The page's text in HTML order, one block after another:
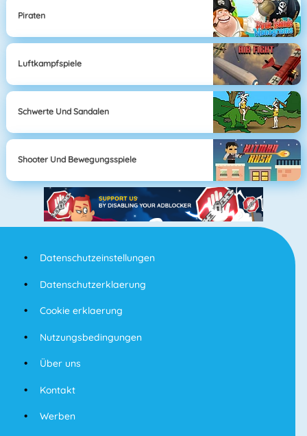
Piraten
Luftkampfspiele
Schwerte Und Sandalen
Shooter Und Bewegungsspiele
Datenschutzeinstellungen
Datenschutzerklaerung
Cookie erklaerung
Nutzungsbedingungen
Über uns
Kontakt
Werben